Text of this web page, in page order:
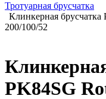
Тротуарная брусчатка
Клинкерная брусчатка
200/100/52
PK84SG